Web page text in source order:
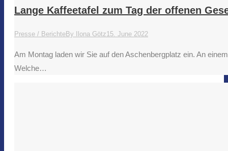
Lange Kaffeetafel zum Tag der offenen
Presse / BerichteBy Ilona Götz15. June 2022
Am Montag laden wir Sie auf den Aschenbergplatz ein. An
Welche…